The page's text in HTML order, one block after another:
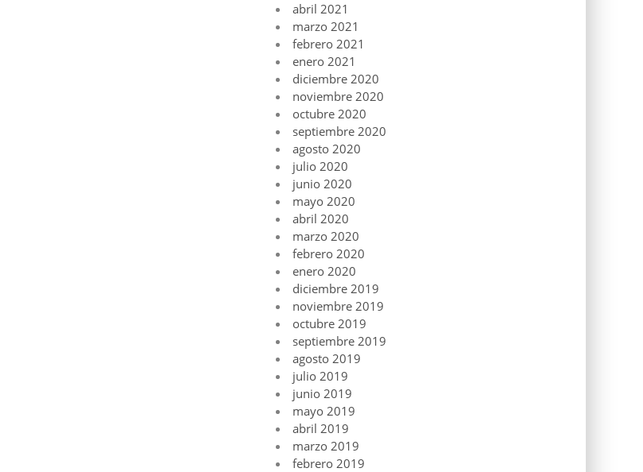
abril 2021
marzo 2021
febrero 2021
enero 2021
diciembre 2020
noviembre 2020
octubre 2020
septiembre 2020
agosto 2020
julio 2020
junio 2020
mayo 2020
abril 2020
marzo 2020
febrero 2020
enero 2020
diciembre 2019
noviembre 2019
octubre 2019
septiembre 2019
agosto 2019
julio 2019
junio 2019
mayo 2019
abril 2019
marzo 2019
febrero 2019